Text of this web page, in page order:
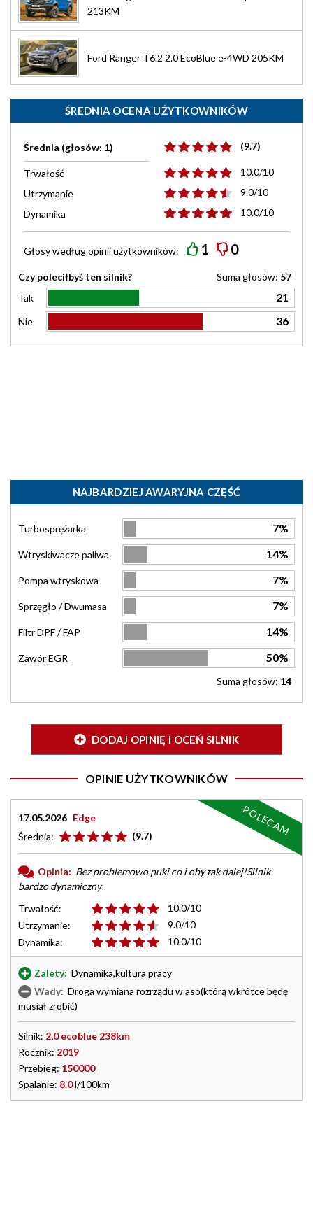
213KM
Ford Ranger T6.2 2.0 EcoBlue e-4WD 205KM
ŚREDNIA OCENA UŻYTKOWNIKÓW
Średnia (głosów: 1) (9.7)
Trwałość
10.0/10
Utrzymanie
9.0/10
Dynamika
10.0/10
Głosy wedługopiniiużytkowników: 1 0
Czy poleciłbyś ten silnik? Suma głosów: 57
Tak
21
Nie 36
NAJBARDZIEJ AWARYJNA CZĘŚĆ
Turbosprężarka 7%
Wtryskiwacze paliwa 14%
Pompa wtryskowa 7%
Sprzęgło / Dwumasa 7%
Filtr DPF / FAP 14%
Zawór EGR 50%
Suma głosów: 14
DODAJ OPINIĘ I OCEŃ SILNIK
OPINIE UŻYTKOWNIKÓW
17.05.2026 Edge
Średnia:
(9.7)
Opinia: Bez problemowo puki co i oby tak dalej!Silnik
bardzo dynamiczny
Trwałość:
10.0/10
Utrzymanie:
9.0/10
Dynamika:
10.0/10
Zalety: Dynamika,kultura pracy
Wady: Droga wymiana rozrządu w aso(którą wkrótce będę
musiał zrobić)
Silnik: 2,0 ecoblue 238km
Rocznik: 2019
Przebieg: 150000
Spalanie: 8.0l/100km
POLECAM